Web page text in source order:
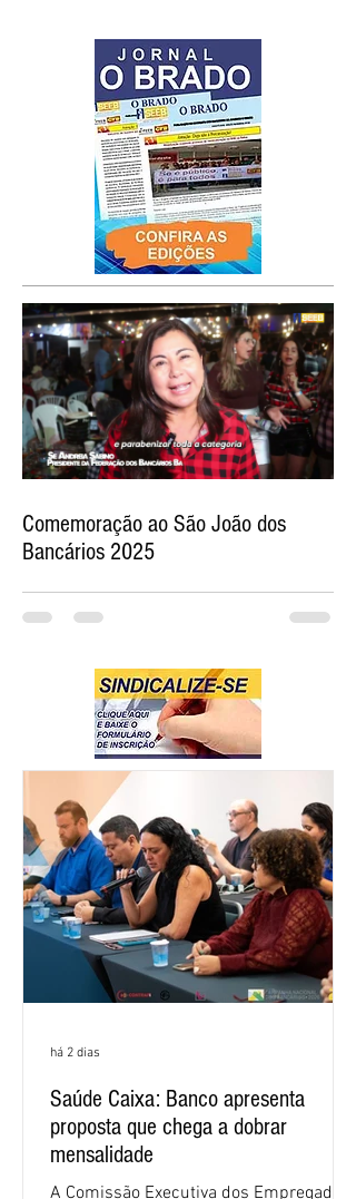
Comemoração ao São João dos
Bancários 2025
Saúde Caixa: Banco apresenta
proposta que chega a dobrar
mensalidade
A Comissão Executiva dos Empregados
há 2 dias